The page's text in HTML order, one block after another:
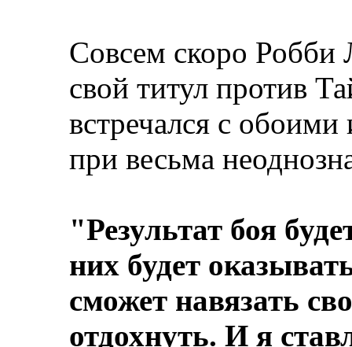
Совсем скоро Робби
свой титул против
встречался с
при весьма
"Результат боя
них будет
сможет навязать
отдохнуть. И я